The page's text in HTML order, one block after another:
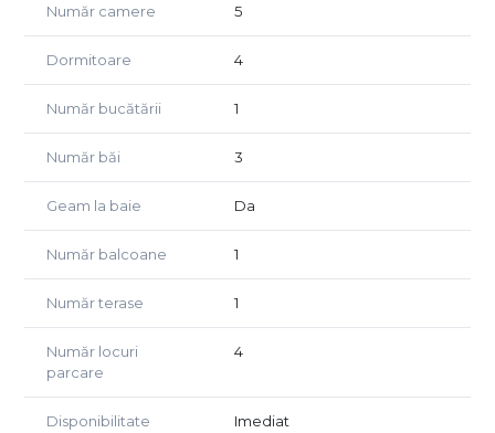
- Casa se preda 'LA CHEIE' la EXTERIOR cu fatada facuta,
, si carpot cu acoperis din tigla.
-Se poate achizitiona prin orice varinata de creditare.
PRET: 195.000 EURO - COMISION 0%
Număr camere 5
Dormitoare 4
Număr bucătării 1
Număr băi 3
Geam la baie Da
Număr balcoane 1
Număr terase 1
Număr locuri
parcare
4
Disponibilitate Imediat